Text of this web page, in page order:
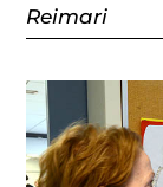
Reimari